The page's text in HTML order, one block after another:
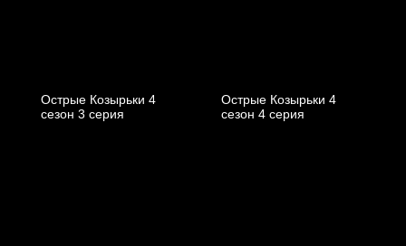
Острые Козырьки 4
cезон 3 cерия
Острые Козырьки 4
cезон 4 cерия